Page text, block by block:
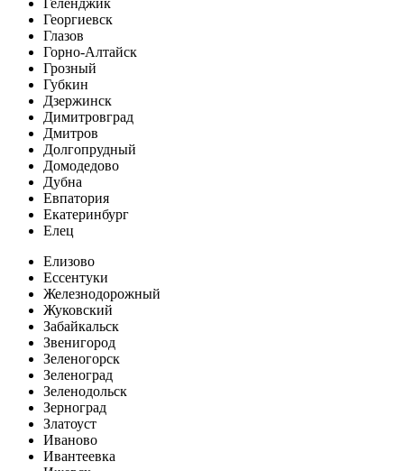
Георгиевск
Глазов
Горно-Алтайск
Грозный
Губкин
Дзержинск
Димитровград
Дмитров
Долгопрудный
Домодедово
Дубна
Евпатория
Екатеринбург
Елец
Елизово
Ессентуки
Железнодорожный
Жуковский
Забайкальск
Звенигород
Зеленогорск
Зеленоград
Зеленодольск
Зерноград
Златоуст
Иваново
Ивантеевка